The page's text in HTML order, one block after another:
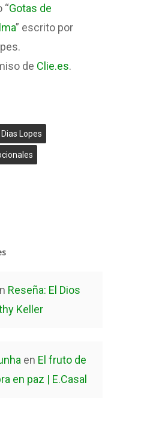
“Gotas de
” escrito por
de Clie.es.
Lopes
Reseña: El Dios
Keller
en El fruto de
en paz | E.Casal